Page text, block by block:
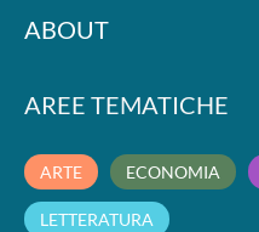
ABOUT
AREE TEMATICHE
ARTE ECONOMIA
LETTERATURA